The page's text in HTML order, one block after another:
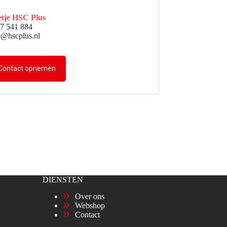
HSC Plus
541 884
opnemen
DIENSTEN
Over ons
Webshop
Contact